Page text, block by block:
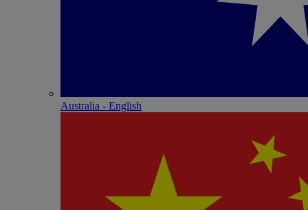
Australia - English